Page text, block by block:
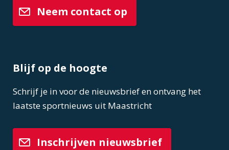
Neem contact op
Blijf op de hoogte
Schrijf je in voor de nieuwsbrief en ontvang het
laatste sportnieuws uit Maastricht
Inschrijven nieuwsbrief